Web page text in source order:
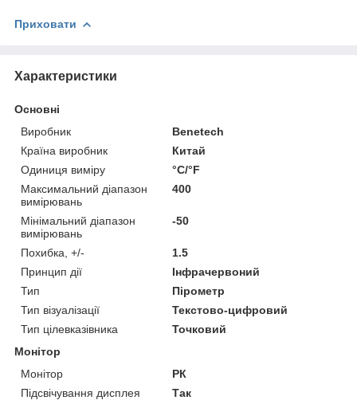
Приховати
Характеристики
Основні
Виробник
Benetech
Країна виробник
Китай
Одиниця виміру
°С/°F
Максимальний діапазон
вимірювань
400
Мінімальний діапазон
вимірювань
-50
Похибка, +/-
1.5
Принцип дії
Інфрачервоний
Тип
Пірометр
Тип візуалізації
Текстово-цифровий
Тип цілевказівника
Точковий
Монітор
Монітор
РК
Підсвічування дисплея
Так